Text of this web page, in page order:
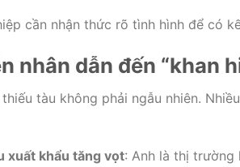
cần nhận thức rõ tình hình để có
nhân dẫn đến “khan
tàu không phải ngẫu nhiên.
xuất khẩu tăng vọt: Anh là thị trường